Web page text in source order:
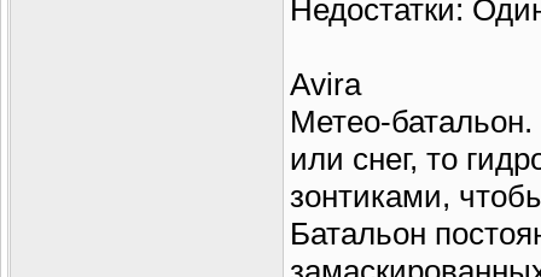
Недостатки:
Avira
Метео-
или снег, то
зонтиками,
Батальон